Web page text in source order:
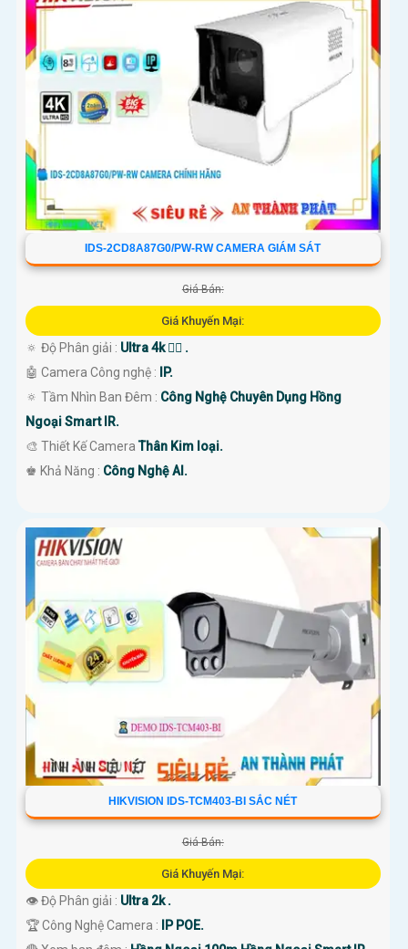
IDS-2CD8A87G0/PW-RW CAMERA GIÁM SÁT
Giá Bán:
Giá Khuyến Mại:
🔅 Độ Phân giải : Ultra 4k 👍🏾 .
🤖️ Camera Công nghệ :
IP.
🔅 Tầm Nhìn Ban Đêm : Công Nghệ Chuyên Dụng Hồng
Ngoại Smart IR.
🎨 Thiết Kế CameraThân Kim loại.
️♚ Khả Năng : Công Nghệ AI.
HIKVISION IDS-TCM403-BI SẮC NÉT
Giá Bán:
Giá Khuyến Mại:
👁 Độ Phân giải : Ultra 2k .
🏆 Công Nghệ Camera :
IP POE.